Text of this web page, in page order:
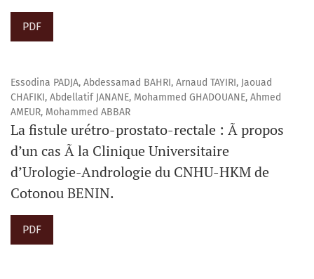
PDF
Essodina PADJA, Abdessamad BAHRI, Arnaud TAYIRI, Jaouad
CHAFIKI, Abdellatif JANANE, Mohammed GHADOUANE, Ahmed
AMEUR, Mohammed ABBAR
La fistule urétro-prostato-rectale : Ã propos
d’un cas Ã la Clinique Universitaire
d’Urologie-Andrologie du CNHU-HKM de
Cotonou BENIN.
PDF